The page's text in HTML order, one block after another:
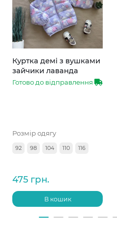
Куртка демі з вушками
зайчики лаванда
Готово до відправлення
Розмір одягу
92 98 104 110 116
475 грн.
В кошик